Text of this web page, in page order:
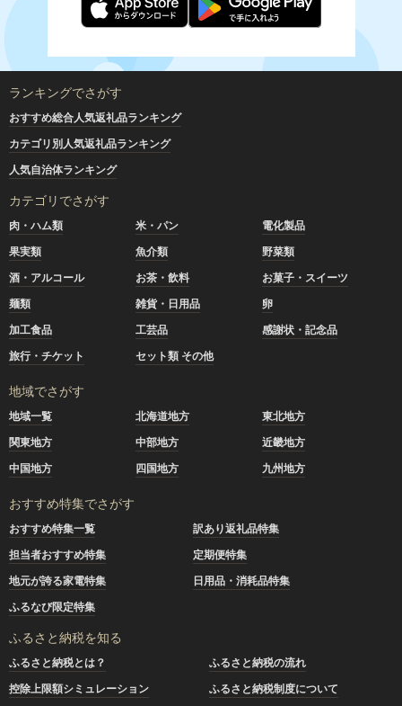
ランキングでさがす
おすすめ総合人気返礼品ランキング
カテゴリ別人気返礼品ランキング
人気自治体ランキング
カテゴリでさがす
肉・ハム類 米・パン
電化製品
果実類
魚介類
野菜類
酒・アルコール
お茶・飲料
お菓子・スイーツ
麺類
雑貨・日用品
卵
加工食品
工芸品
感謝状・記念品
旅行・チケット
セット類 その他
地域でさがす
地域一覧 北海道地方
東北地方
関東地方
中部地方
近畿地方
中国地方
四国地方 九州地方
おすすめ特集でさがす
おすすめ特集一覧
訳あり返礼品特集
担当者おすすめ特集
定期便特集
地元が誇る家電特集
日用品・消耗品特集
ふるなび限定特集
ふるさと納税を知る
ふるさと納税とは？
ふるさと納税の流れ
控除上限額シミュレーション
ふるさと納税制度について